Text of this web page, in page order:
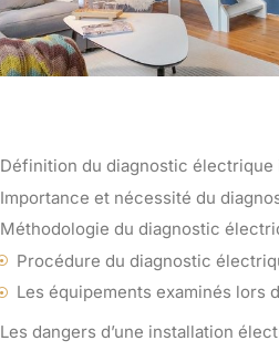
Définition du diagnostic électrique
Importance et nécessité du
Méthodologie du diagnostic
Procédure du diagnostic
Les équipements examinés lors
Les dangers d’une installation